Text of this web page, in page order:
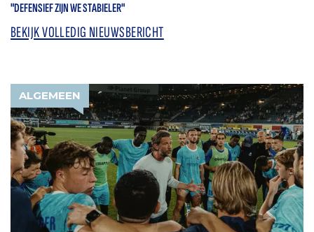
"DEFENSIEF ZIJN WE STABIELER"
BEKIJK VOLLEDIG NIEUWSBERICHT
ALGEMEEN